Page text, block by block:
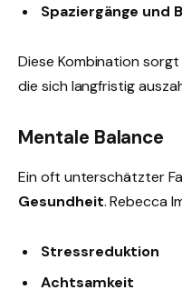
Spaziergänge und
Diese Kombination
die sich langfristig
Mentale Balance
Ein oft unterschätzter
Gesundheit. Rebecca
Stressreduktion
Achtsamkeit